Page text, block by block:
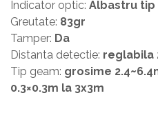
Indicator optic: Albastru tip
Greutate: 83gr
Tamper: Da
Distanta detectie:
Tip geam: grosime
0.3×0.3m la 3x3m